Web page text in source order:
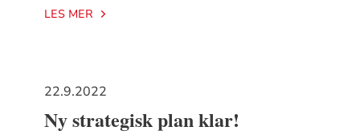
LES MER
22.9.2022
Ny strategisk plan klar!